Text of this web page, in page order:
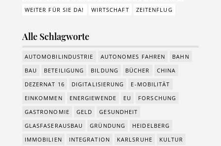
WEITER FÜR SIE DA!
WIRTSCHAFT ZEITENFLUG
Alle Schlagworte
AUTOMOBILINDUSTRIE AUTONOMES FAHREN
BAHN
BAU
BETEILIGUNG BILDUNG BÜCHER
CHINA
DEZERNAT 16
DIGITALISIERUNG
E-MOBILITÄT
EINKOMMEN
ENERGIEWENDE EU
FORSCHUNG
GASTRONOMIE
GELD
GESUNDHEIT
GLASFASERAUSBAU
GRÜNDUNG
HEIDELBERG
IMMOBILIEN
INTEGRATION KARLSRUHE
KULTUR